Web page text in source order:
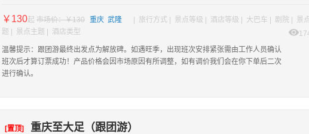
￥130起 市场价：￥130 重庆 武隆
| 旅行方式 | 景点等级 | 酒店等级 | 大巴车 | 剧院 | 景
题 | 景点主题 | 酒店类型
温馨提示：跟团游最终出发点为解放碑。如遇旺季，出现班次安排紧张需由工作人员确认
班次后才算订票成功！产品价格会因市场原因有所调整，如有调价我们会在你下单后二次
进行确认。
[置顶] 重庆至大足（跟团游）